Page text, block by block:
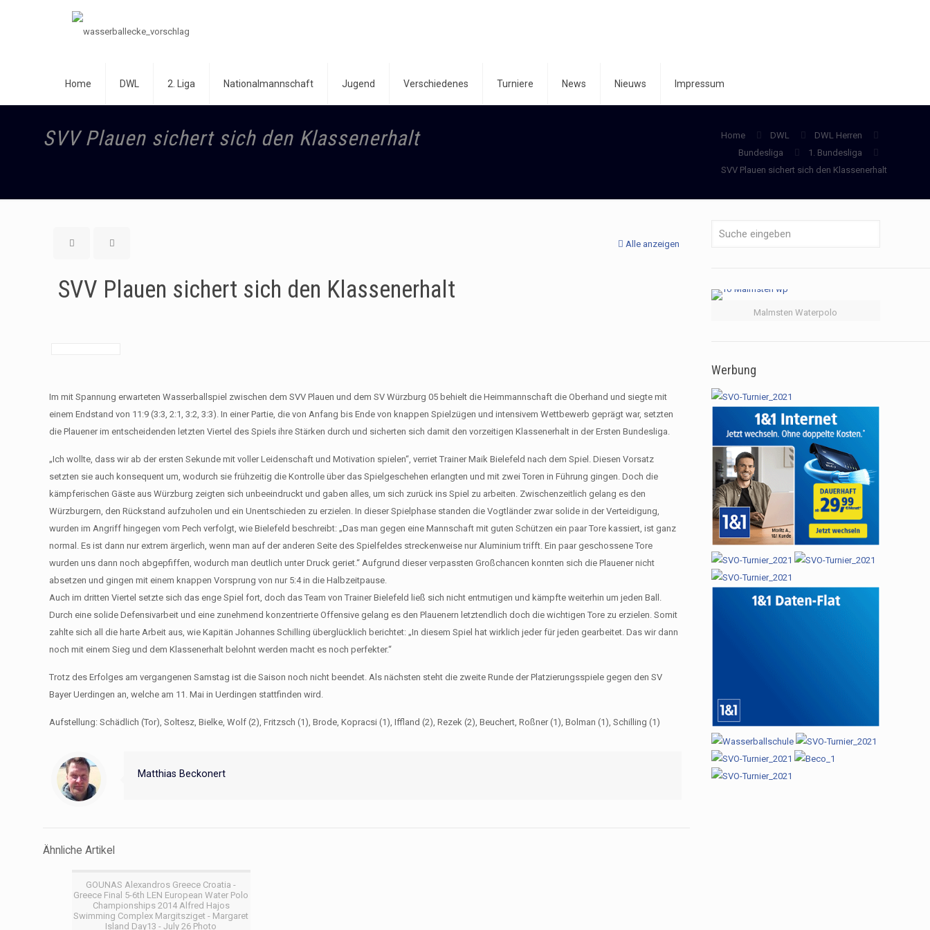
Home DWL 2. Liga Nationalmannschaft Jugend Verschiedenes Turniere News Nieuws Impressum
SVV Plauen sichert sich den Klassenerhalt Home DWL
DWL Herren
Bundesliga
1. Bundesliga
SVV Plauen sichert sich den Klassenerhalt
Alle anzeigen
SVV Plauen sichert sich den Klassenerhalt
Im mit Spannung erwarteten Wasserballspiel zwischen dem SVV Plauen und dem SV Würzburg 05 behielt die Heimmannschaft die Oberhand und siegte mit
einem Endstand von 11:9 (3:3, 2:1, 3:2, 3:3). In einer Partie, die von Anfang bis Ende von knappen Spielzügen und intensivem Wettbewerb geprägt war, setzten
die Plauener im entscheidenden letzten Viertel des Spiels ihre Stärken durch und sicherten sich damit den vorzeitigen Klassenerhalt in der Ersten Bundesliga.
„Ich wollte, dass wir ab der ersten Sekunde mit voller Leidenschaft und Motivation spielen“, verriet Trainer Maik Bielefeld nach dem Spiel. Diesen Vorsatz
setzten sie auch konsequent um, wodurch sie frühzeitig die Kontrolle über das Spielgeschehen erlangten und mit zwei Toren in Führung gingen. Doch die
kämpferischen Gäste aus Würzburg zeigten sich unbeeindruckt und gaben alles, um sich zurück ins Spiel zu arbeiten. Zwischenzeitlich gelang es den
Würzburgern, den Rückstand aufzuholen und ein Unentschieden zu erzielen. In dieser Spielphase standen die Vogtländer zwar solide in der Verteidigung,
wurden im Angriff hingegen vom Pech verfolgt, wie Bielefeld beschreibt: „Das man gegen eine Mannschaft mit guten Schützen ein paar Tore kassiert, ist ganz
normal. Es ist dann nur extrem ärgerlich, wenn man auf der anderen Seite des Spielfeldes streckenweise nur Aluminium trifft. Ein paar geschossene Tore
wurden uns dann noch abgepfiffen, wodurch man deutlich unter Druck geriet.“ Aufgrund dieser verpassten Großchancen konnten sich die Plauener nicht
absetzen und gingen mit einem knappen Vorsprung von nur 5:4 in die Halbzeitpause.
Auch im dritten Viertel setzte sich das enge Spiel fort, doch das Team von Trainer Bielefeld ließ sich nicht entmutigen und kämpfte weiterhin um jeden Ball.
Durch eine solide Defensivarbeit und eine zunehmend konzentrierte Offensive gelang es den Plauenern letztendlich doch die wichtigen Tore zu erzielen. Somit
zahlte sich all die harte Arbeit aus, wie Kapitän Johannes Schilling überglücklich berichtet: „In diesem Spiel hat wirklich jeder für jeden gearbeitet. Das wir dann
noch mit einem Sieg und dem Klassenerhalt belohnt werden macht es noch perfekter.“
Trotz des Erfolges am vergangenen Samstag ist die Saison noch nicht beendet. Als nächsten steht die zweite Runde der Platzierungsspiele gegen den SV
Bayer Uerdingen an, welche am 11. Mai in Uerdingen stattfinden wird.
Aufstellung: Schädlich (Tor), Soltesz, Bielke, Wolf (2), Fritzsch (1), Brode, Kopracsi (1), Iffland (2), Rezek (2), Beuchert, Roßner (1), Bolman (1), Schilling (1)
Matthias Beckonert
Ähnliche Artikel
GOUNAS Alexandros Greece Croatia -
Greece Final 5-6th LEN European Water Polo
Championships 2014 Alfred Hajos
Swimming Complex Margitsziget - Margaret
Island Day13 - July 26 Photo
Malmsten Waterpolo
Werbung